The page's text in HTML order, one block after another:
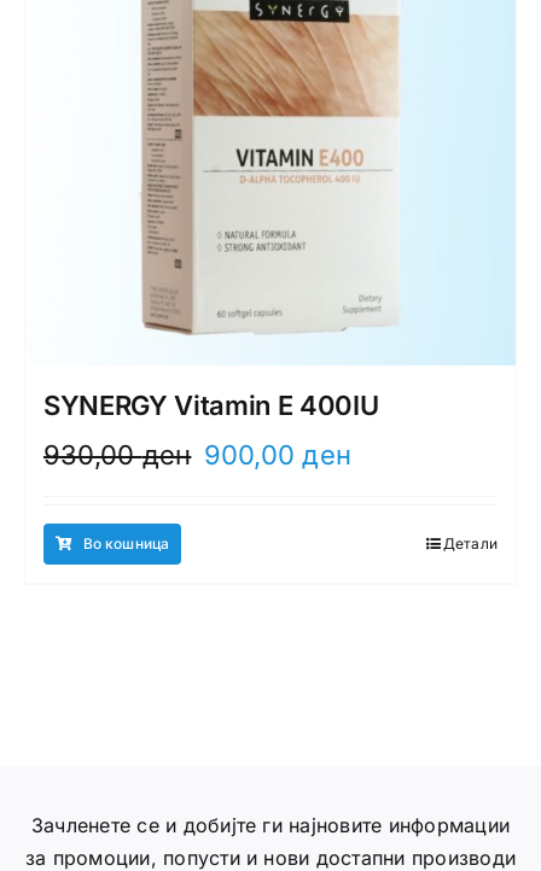
SYNERGY Vitamin E 400IU
930,00ден Original
900,00ден
900,00 ден.
Во кошница Детали
Зачленете се и добијте ги најновите информации
за промоции, попусти и нови достапни производи